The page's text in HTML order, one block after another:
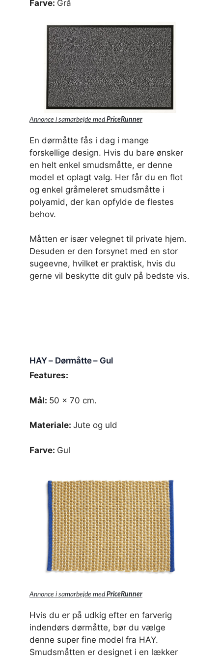
Farve: Grå
Annonce i samarbejde medPriceRunner
En dørmåtte fås i dag i mange
forskellige design. Hvis du bare ønsker
en helt enkel smudsmåtte, er denne
model et oplagt valg. Her får du en flot
og enkel gråmeleret smudsmåtte i
polyamid, der kan opfylde de flestes
behov.
Måtten er især velegnet til private hjem.
Desuden er den forsynet med en stor
sugeevne, hvilket er praktisk, hvis du
gerne vil beskytte dit gulv på bedste vis.
HAY – Dørmåtte – Gul
Features:
Mål: 50 x 70 cm.
Materiale: Jute og uld
Farve: Gul
Annonce i samarbejde med PriceRunner
Hvis du er på udkig efter en farverig
indendørs dørmåtte, bør du vælge
denne super fine model fra HAY.
Smudsmåtten er designet i en lækker